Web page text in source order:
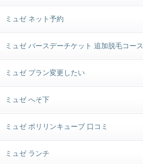
ミュゼ ネット予約
ミュゼ バースデーチケット 追加脱毛コース
ミュゼ プラン変更したい
ミュゼ へそ下
ミュゼ ポリリンキューブ 口コミ
ミュゼ ランチ